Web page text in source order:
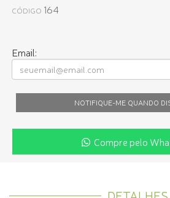
CÓDIGO 164
Email:
NOTIFIQUE-ME QUANDO
Compre pelo